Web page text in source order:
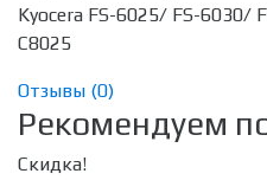
Kyocera FS-6025/ FS-6030/
C8025
Отзывы (0)
Рекомендуем
Скидка!